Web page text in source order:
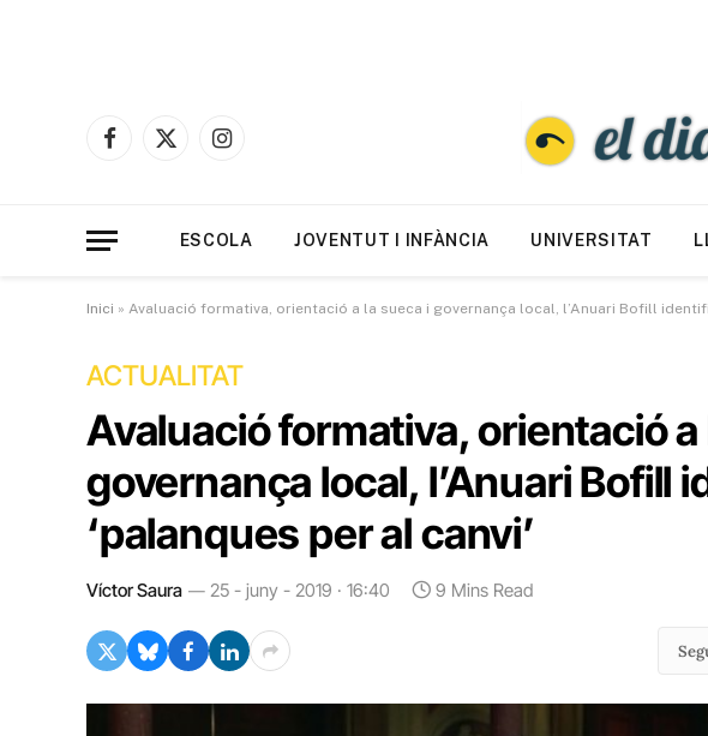
Facebook
X
Instagram
ESCOLA JOVENTUT I INFÀNCIA UNIVERSITAT
Inici » Avaluació formativa, orientació a la sueca i governança local, l’Anuari Bofill
ACTUALITAT
Avaluació formativa, orientació a
governança local, l’Anuari Bofill
‘palanques per al canvi’
Víctor Saura 25 - juny - 2019 · 16:40 9 Mins Read